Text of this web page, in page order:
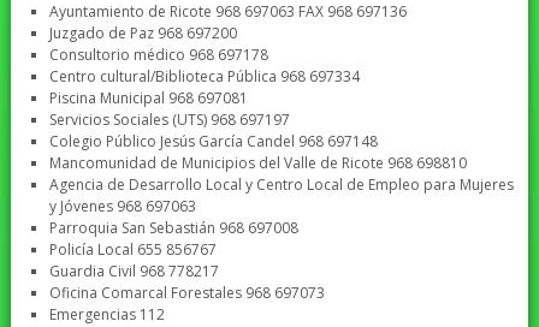
Ayuntamiento de Ricote 968 697063 FAX 968 697136
Juzgado de Paz 968 697200
Consultorio médico 968 697178
Centro cultural/Biblioteca Pública 968 697334
Piscina Municipal 968 697081
Servicios Sociales (UTS) 968 697197
Colegio Público Jesús García Candel 968 697148
Mancomunidad de Municipios del Valle de Ricote 968 698810
Agencia de Desarrollo Local y Centro Local de Empleo para Mujeres
y Jóvenes 968 697063
Parroquia San Sebastián 968 697008
Policía Local 655 856767
Guardia Civil 968 778217
Oficina Comarcal Forestales 968 697073
Emergencias 112